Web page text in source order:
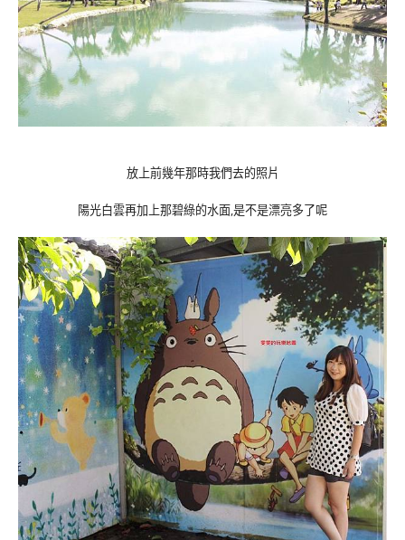
放上前幾年那時我們去的照片
陽光白雲再加上那碧綠的水面,是不是漂亮多了呢